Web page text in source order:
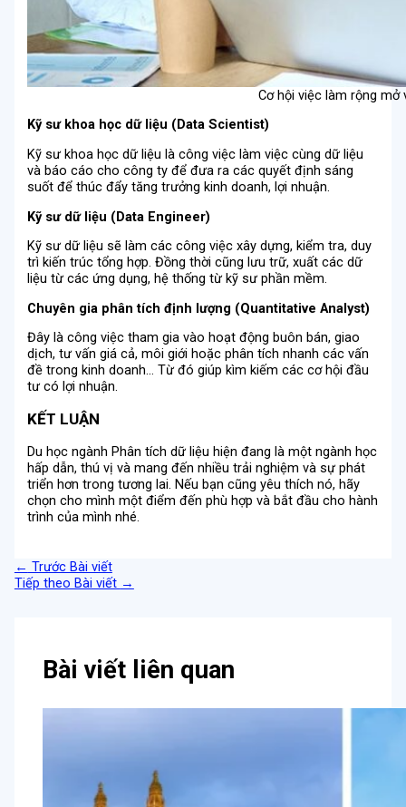
Cơ hội việc làm rộng mở
Kỹ sư khoa học dữ liệu (Data Scientist)
Kỹ sư khoa học dữ liệu là công việc làm việc cùng dữ liệu
và báo cáo cho công ty để đưa ra các quyết định sáng
suốt để thúc đẩy tăng trưởng kinh doanh, lợi nhuận.
Kỹ sư dữ liệu (Data Engineer)
Kỹ sư dữ liệu sẽ làm các công việc xây dựng, kiểm tra, duy
trì kiến trúc tổng hợp. Đồng thời cũng lưu trữ, xuất các dữ
liệu từ các ứng dụng, hệ thống từ kỹ sư phần mềm.
Chuyên gia phân tích định lượng (Quantitative Analyst)
Đây là công việc tham gia vào hoạt động buôn bán, giao
dịch, tư vấn giá cả, môi giới hoặc phân tích nhanh các vấn
đề trong kinh doanh… Từ đó giúp kìm kiếm các cơ hội đầu
tư có lợi nhuận.
KẾT LUẬN
Du học ngành Phân tích dữ liệu hiện đang là một ngành học
hấp dẫn, thú vị và mang đến nhiều trải nghiệm và sự phát
triển hơn trong tương lai. Nếu bạn cũng yêu thích nó, hãy
chọn cho mình một điểm đến phù hợp và bắt đầu cho hành
trình của mình nhé.
← Trước Bài viết
Tiếp theo Bài viết →
Bài viết liên quan